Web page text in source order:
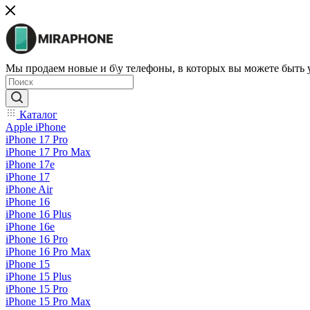
Мы продаем новые и б\у телефоны, в которых вы можете быть
Каталог
Apple iPhone
iPhone 17 Pro
iPhone 17 Pro Max
iPhone 17e
iPhone 17
iPhone Air
iPhone 16
iPhone 16 Plus
iPhone 16e
iPhone 16 Pro
iPhone 16 Pro Max
iPhone 15
iPhone 15 Plus
iPhone 15 Pro
iPhone 15 Pro Max